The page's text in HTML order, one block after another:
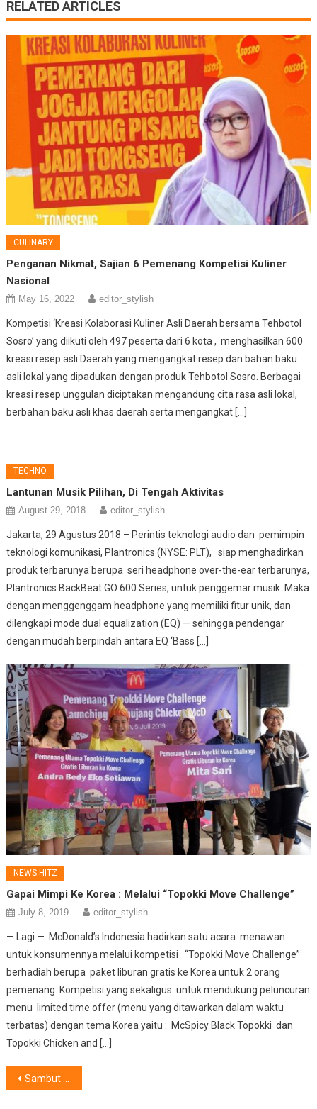
RELATED ARTICLES
CULINARY
Penganan Nikmat, Sajian 6 Pemenang Kompetisi Kuliner
Nasional
May 16, 2022 editor_stylish
Kompetisi ‘Kreasi Kolaborasi Kuliner Asli Daerah bersama Tehbotol
Sosro’ yang diikuti oleh 497 peserta dari 6 kota , menghasilkan 600
kreasi resep asli Daerah yang mengangkat resep dan bahan baku
asli lokal yang dipadukan dengan produk Tehbotol Sosro. Berbagai
kreasi resep unggulan diciptakan mengandung cita rasa asli lokal,
berbahan baku asli khas daerah serta mengangkat […]
TECHNO
Lantunan Musik Pilihan, Di Tengah Aktivitas
August 29, 2018 editor_stylish
Jakarta, 29 Agustus 2018 – Perintis teknologi audio dan pemimpin
teknologi komunikasi, Plantronics (NYSE: PLT), siap menghadirkan
produk terbarunya berupa seri headphone over-the-ear terbarunya,
Plantronics BackBeat GO 600 Series, untuk penggemar musik. Maka
dengan menggenggam headphone yang memiliki fitur unik, dan
dilengkapi mode dual equalization (EQ) — sehingga pendengar
dengan mudah berpindah antara EQ ‘Bass […]
NEWS HITZ
Gapai Mimpi Ke Korea : Melalui “Topokki Move Challenge”
July 8, 2019 editor_stylish
— Lagi — McDonald’s Indonesia hadirkan satu acara menawan
untuk konsumennya melalui kompetisi “Topokki Move Challenge”
berhadiah berupa paket liburan gratis ke Korea untuk 2 orang
pemenang. Kompetisi yang sekaligus untuk mendukung peluncuran
menu limited time offer (menu yang ditawarkan dalam waktu
terbatas) dengan tema Korea yaitu : McSpicy Black Topokki dan
Topokki Chicken and […]
Post
Sambut Hari Kemerdekaan RI ke-80, AQUA Elektronik Hadirkan Produk Baru & Spesial Gift